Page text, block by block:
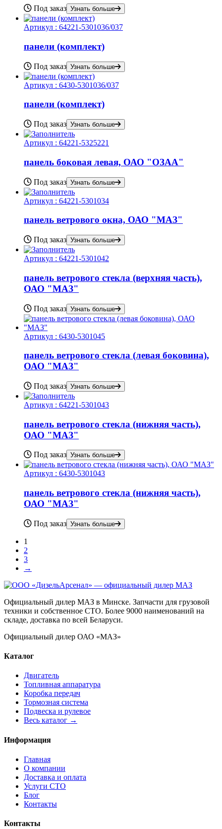
Под заказ Узнать больше
Артикул : 64221-5301036/037
панели (комплект)
Под заказ Узнать больше
Артикул : 6430-5301036/037
панели (комплект)
Под заказ Узнать больше
Артикул : 64221-5325221
панель боковая левая, ОАО "ОЗАА"
Под заказ Узнать больше
Артикул : 64221-5301034
панель ветрового окна, ОАО "МАЗ"
Под заказ Узнать больше
Артикул : 64221-5301042
панель ветрового стекла (верхняя часть),
ОАО "МАЗ"
Под заказ Узнать больше
Артикул : 6430-5301045
панель ветрового стекла (левая боковина),
ОАО "МАЗ"
Под заказ Узнать больше
Артикул : 64221-5301043
панель ветрового стекла (нижняя часть),
ОАО "МАЗ"
Под заказ Узнать больше
Артикул : 6430-5301043
панель ветрового стекла (нижняя часть),
ОАО "МАЗ"
Под заказ Узнать больше
1
2
3
→
Официальный дилер МАЗ в Минске. Запчасти для грузовой
техники и собственное СТО. Более 9000 наименований на
складе, доставка по всей Беларуси.
Официальный дилер ОАО «МАЗ»
Каталог
Двигатель
Топливная аппаратура
Коробка передач
Тормозная система
Подвеска и рулевое
Весь каталог →
Информация
Главная
О компании
Доставка и оплата
Услуги СТО
Блог
Контакты
Контакты